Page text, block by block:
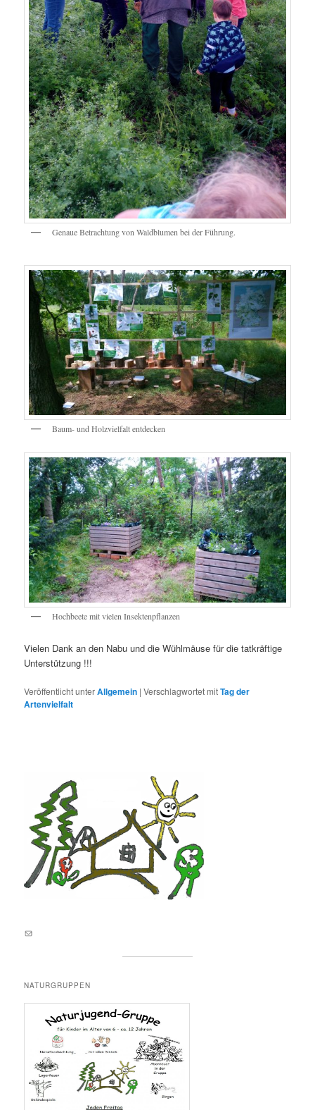
Genaue Betrachtung von Waldblumen bei der Führung.
Baum- und Holzvielfalt entdecken
Hochbeete mit vielen Insektenpflanzen
Vielen Dank an den Nabu und die Wühlmäuse für die tatkräftige
Unterstützung !!!
Veröffentlicht unterAllgemein |Verschlagwortet mitTag der
Artenvielfalt
E-Mail an lernortnatur@yahoo.de
NATURGRUPPEN